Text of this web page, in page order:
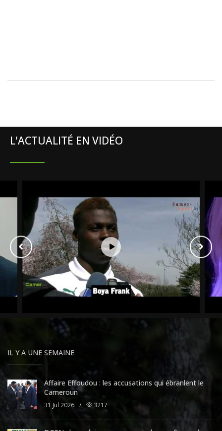
L'ACTUALITÉ EN VIDÉO
IL Y A UNE SEMAINE
Affaire Effoudou : les accusations qui ébranlent le
Cameroun
31 Jul 2026 / 3217